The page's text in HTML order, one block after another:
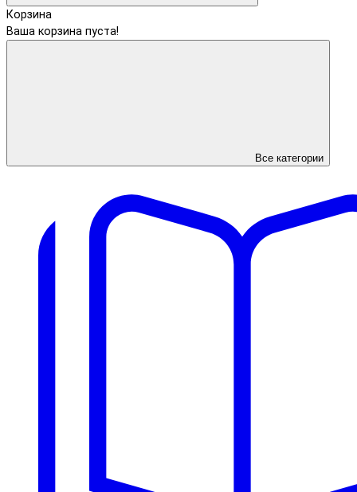
Корзина
Ваша корзина пуста!
Все категории